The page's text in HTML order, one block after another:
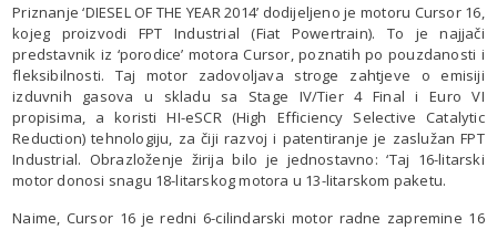
Priznanje ‘DIESEL OF THE YEAR 2014’ dodijeljeno je motoru Cursor 16,
kojeg proizvodi FPT Industrial (Fiat Powertrain). To je najjači
predstavnik iz ‘porodice’ motora Cursor, poznatih po pouzdanosti i
fleksibilnosti. Taj motor zadovoljava stroge zahtjeve o emisiji
izduvnih gasova u skladu sa Stage IV/Tier 4 Final i Euro VI
propisima, a koristi HI-eSCR (High Efficiency Selective Catalytic
Reduction) tehnologiju, za čiji razvoj i patentiranje je zaslužan FPT
Industrial. Obrazloženje žirija bilo je jednostavno: ‘Taj 16-litarski
motor donosi snagu 18-litarskog motora u 13-litarskom paketu.
Naime, Cursor 16 je redni 6-cilindarski motor radne zapremine 16